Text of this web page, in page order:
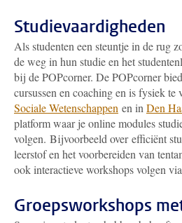
Studievaardigheden
Als studenten een steuntje in de rug
de weg in hun studie en het
bij de POPcorner. De POPcorner
cursussen en coaching en is fysiek te
Sociale Wetenschappen en in Den
platform waar je online modules
volgen. Bijvoorbeeld over efficiënt
leerstof en het voorbereiden van
ook interactieve workshops volgen via
Groepsworkshops